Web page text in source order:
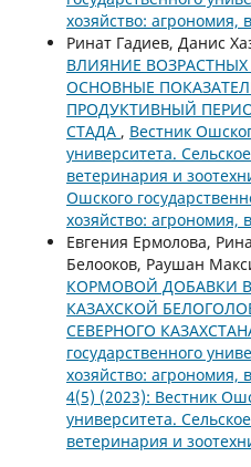
хозяйство: агрономия,
Ринат Гадиев, Данис
ВЛИЯНИЕ
ОСНОВНЫЕ
ПРОДУКТИВНЫЙ
СТАДА , Вестник
университета.
ветеринария и
Ошского
хозяйство: агрономия,
Евгения Ермолова,
Белооков, Раушан
КОРМОВОЙ ДОБАВКИ
КАЗАХСКОЙ
СЕВЕРНОГО
государственного
хозяйство:
4(5) (2023): Вестник
университета.
ветеринария и